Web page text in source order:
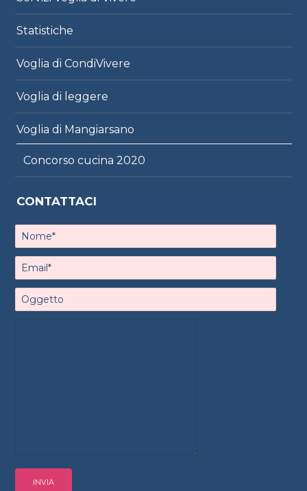
Statistiche
Voglia di CondiVivere
Voglia di leggere
Voglia di Mangiarsano
Concorso cucina 2020
CONTATTACI